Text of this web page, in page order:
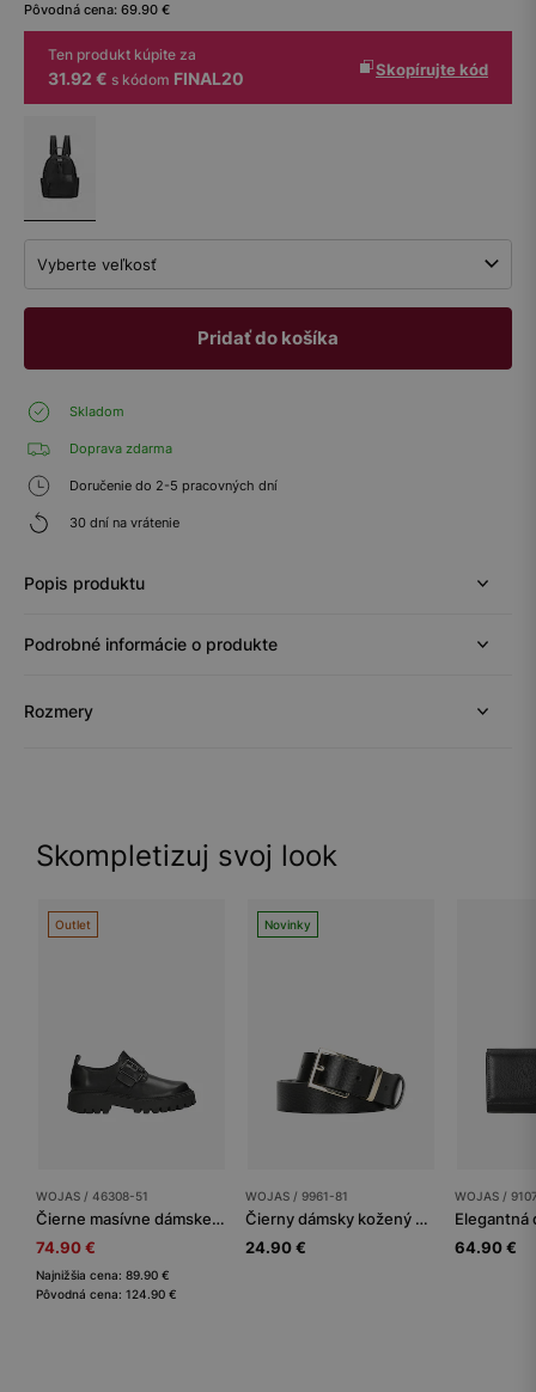
Pôvodná cena: 69.90 €
Ten produkt kúpite za
31.92 € s kódom FINAL20 Skopírujte kód
Vyberte veľkosť
Pridať do košíka
Skladom
Doprava zdarma
Doručenie do 2-5 pracovných dní
30 dní na vrátenie
Popis produktu
Podrobné informácie o produkte
Rozmery
Skompletizuj svoj look
Outlet
WOJAS / 46308-51
Čierne masívne dámske poltopánky s prackou
74.90 €
Najnižšia cena: 89.90 €
Pôvodná cena: 124.90 €
Novinky
WOJAS / 9961-81
Čierny dámsky kožený opasok s elegantnou zlatou prackou
24.90 €
WOJAS /
64.90 €